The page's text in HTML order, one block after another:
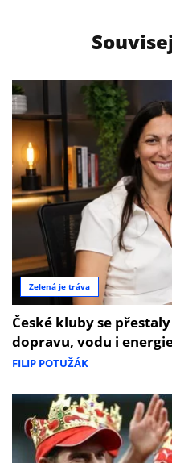
Zelená je tráva
České kluby se
dopravu, vodu i
FILIP POTUŽÁK